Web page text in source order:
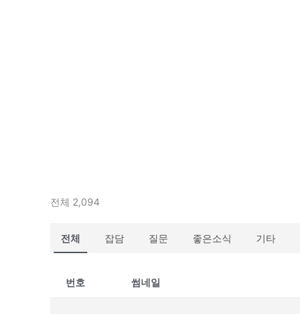
전체 2,094
전체 잡담 질문 좋은소식 기타
번호 썸네일